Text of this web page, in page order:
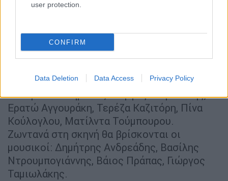
user protection.
CONFIRM
Data Deletion Data Access Privacy Policy
χορογραφία του Θοδωρή Πανά και παίζουν
επίσης οι: Χριστόφορος Σταμπόγλης,
Ιωάννα Μαυρέα, Κώστας Μπουγιώτης,
Κατερίνα Λυπηρίδου, Γιώργος Στιβανάκης,
Ερατώ Αγγουράκη, Τερέζα Καζιτόρη, Πίνα
Κούλογλου, Ματίλντα Τούμπουρου.
Ζωντανά στη σκηνή θα βρίσκονται οι
μουσικοί: Δημήτρης Ανδρεάδης, Βασίλης
Ντρουμπογιάννης, Βάιος Πράπας, Γιώργος
Ταμιωλάκης.